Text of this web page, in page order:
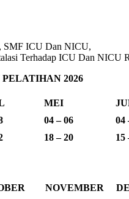
SMF ICU Dan NICU,
Terhadap ICU Dan NICU
2026
MEI
04 – 06
04
18 – 20 15
NOVEMBER